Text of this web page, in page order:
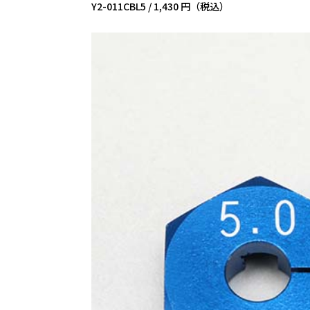
Y2-011CBL5 / 1,430 円（税込）